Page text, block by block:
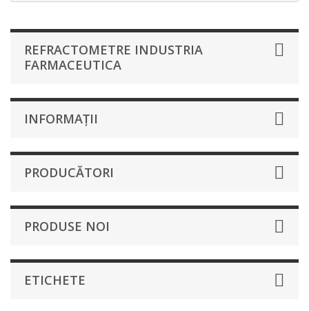
REFRACTOMETRE INDUSTRIA
FARMACEUTICA
INFORMAŢII
PRODUCĂTORI
PRODUSE NOI
ETICHETE